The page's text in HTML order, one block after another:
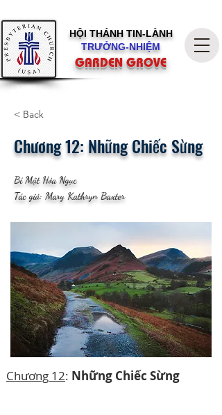
HỘI THÁNH TIN-LÀNH
TRƯỞNG-NHIỆM
GARDEN GROVE
< Back
Chương 12: Những Chiếc Sừng
Bí Mật Hỏa Ngục
Tác giả: Mary Kathryn Baxter
Chương 12: Những Chiếc Sừng